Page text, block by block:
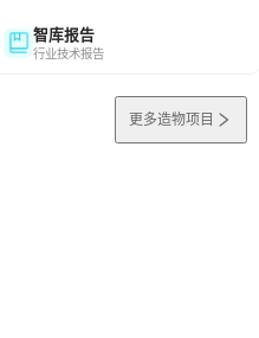
智库报告
行业技术报告
更多造物项目